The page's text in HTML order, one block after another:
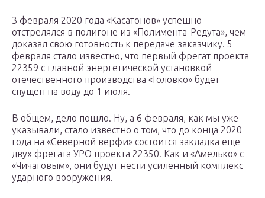
3 февраля 2020 года «Касатонов» успешно
отстрелялся в полигоне из «Полимента-Редута», чем
доказал свою готовность к передаче заказчику. 5
февраля стало известно, что первый фрегат проекта
22359 с главной энергетической установкой
отечественного производства «Головко» будет
спущен на воду до 1 июля.
В общем, дело пошло. Ну, а 6 февраля, как мы уже
указывали, стало известно о том, что до конца 2020
года на «Северной верфи» состоится закладка еще
двух фрегата УРО проекта 22350. Как и «Амелько» с
«Чичаговым», они будут нести усиленный комплекс
ударного вооружения.